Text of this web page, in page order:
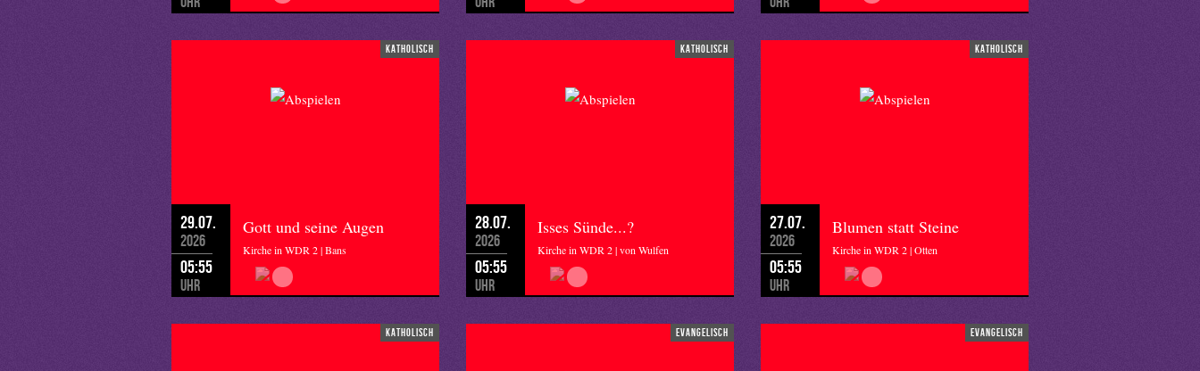
katholisch
29.07.
2026
05:55
Uhr
Gott und seine Augen
Kirche in WDR 2 | Bans
katholisch
28.07.
2026
05:55
Uhr
Isses Sünde...?
Kirche in WDR 2 | von Wulfen
katholisch
27.07.
2026
05:55
Uhr
Blumen statt Steine
Kirche in WDR 2 | Otten
katholisch evangelisch evangelisch